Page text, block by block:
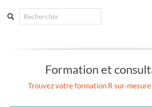
Search
Formation et
Trouvez votre formation R sur-mesure